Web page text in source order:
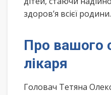
здоров’я всієї родини.
Про вашого
лікаря
Головач Тетяна